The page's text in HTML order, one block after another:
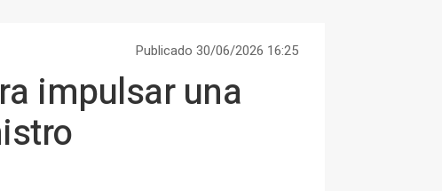
Publicado 30/06/2026 16:25
impulsar una